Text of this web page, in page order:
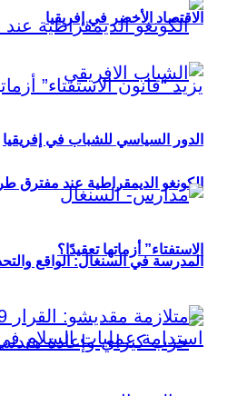
الكونغو الديمقراطية عند مفترق
الاستفتاء” أزماتها تعقيدًا؟
الاقتصاد الأخضر في إفريقيا
الدور السياسي للشباب في إفريقيا
المدرسة في السنغال: الواقع